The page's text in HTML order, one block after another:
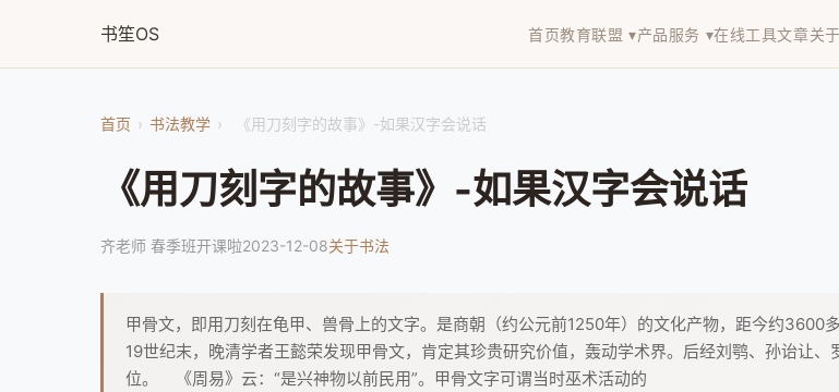
书笙OS 首页教育联盟 ▾产品服务 ▾在线工具文章关
首页 › 书法教学 › 《用刀刻字的故事》-如果汉字会说话
《用刀刻字的故事》-如果汉字会说话
齐老师 春季班开课啦2023-12-08关于书法
甲骨文，即用刀刻在龟甲、兽骨上的文字。是商朝（约公元前1250年）的文化产物，距今约3600
19世纪末，晚清学者王懿荣发现甲骨文，肯定其珍贵研究价值，轰动学术界。后经刘鹗、孙诒让
位。 《周易》云：“是兴神物以前民用”。甲骨文字可谓当时巫术活动的